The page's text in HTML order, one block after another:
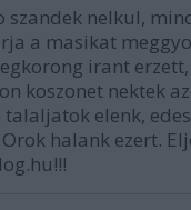
szandek nelkul,
a masikat
irant
koszonet nektek
talaljatok elenk,
Orok halank ezert.